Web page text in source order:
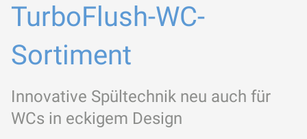
TurboFlush-WC-
Sortiment
Innovative Spültechnik neu auch für
WCs in eckigem Design